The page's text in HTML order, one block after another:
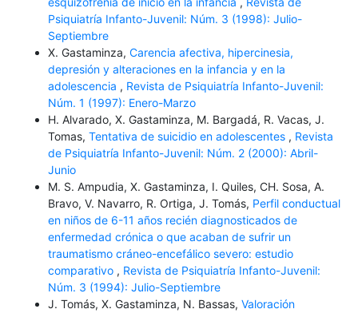
Psiquiatría Infanto-Juvenil: Núm. 3 (1998): Julio-
Septiembre
X. Gastaminza, Carencia afectiva, hipercinesia,
depresión y alteraciones en la infancia y en la
adolescencia , Revista de Psiquiatría Infanto-Juvenil:
Núm. 1 (1997): Enero-Marzo
H. Alvarado, X. Gastaminza, M. Bargadá, R. Vacas, J.
Tomas, Tentativa de suicidio en adolescentes , Revista
de Psiquiatría Infanto-Juvenil: Núm. 2 (2000): Abril-
Junio
M. S. Ampudia, X. Gastaminza, I. Quiles, CH. Sosa, A.
Bravo, V. Navarro, R. Ortiga, J. Tomás, Perfil conductual
en niños de 6-11 años recién diagnosticados de
enfermedad crónica o que acaban de sufrir un
traumatismo cráneo-encefálico severo: estudio
comparativo , Revista de Psiquiatría Infanto-Juvenil:
Núm. 3 (1994): Julio-Septiembre
J. Tomás, X. Gastaminza, N. Bassas, Valoración